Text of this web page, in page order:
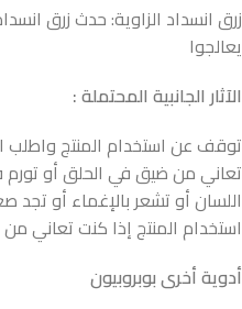
زرق انسداد الزاوية: حدث زرق
يعالجوا
الآثار الجانبية المحتملة :
توقف عن استخدام المنتج واطلب
تعاني من ضيق في الحلق أو تورم
اللسان أو تشعر بالإغماء أو
استخدام المنتج إذا كنت تعاني
أدوية أخرى بوبروبيون